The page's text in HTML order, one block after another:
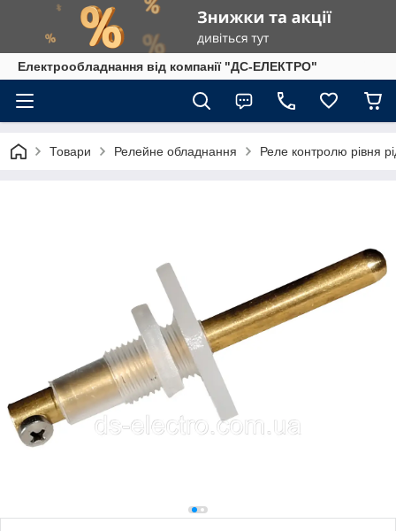
Електрообладнання від компанії "ДС-ЕЛЕКТРО"
Товари Релейне обладнання Реле контролю рівня